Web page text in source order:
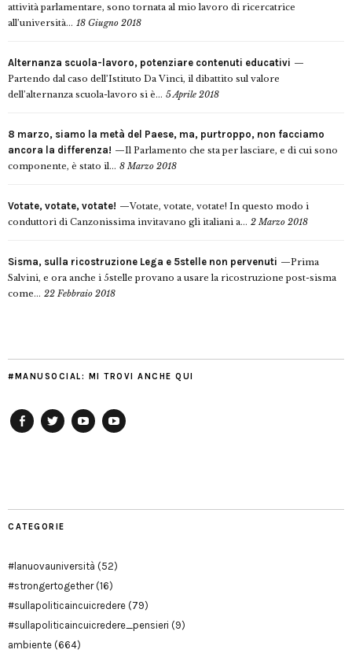
attività parlamentare, sono tornata al mio lavoro di ricercatrice
all’università... 18 Giugno 2018
Alternanza scuola-lavoro, potenziare contenuti educativi
Partendo dal caso dell’Istituto Da Vinci, il dibattito sul valore
dell’alternanza scuola-lavoro si è... 5 Aprile 2018
8 marzo, siamo la metà del Paese, ma, purtroppo, non facciamo
ancora la differenza!
Il Parlamento che sta per lasciare, e di cui sono
componente, è stato il... 8 Marzo 2018
Votate, votate, votate!
Votate, votate, votate! In questo modo i
conduttori di Canzonissima invitavano gli italiani a... 2 Marzo 2018
Sisma, sulla ricostruzione Lega e 5stelle non pervenuti
Prima
Salvini, e ora anche i 5stelle provano a usare la ricostruzione post-sisma
come... 22 Febbraio 2018
#MANUSOCIAL: MI TROVI ANCHE QUI
CATEGORIE
#lanuovauniversità (52)
#strongertogether(16)
#sullapoliticaincuicredere (79)
#sullapoliticaincuicredere_pensieri (9)
ambiente (664)